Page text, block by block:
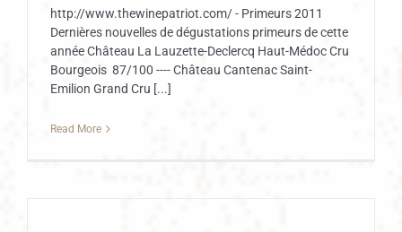
http://www.thewinepatriot.com/ - Primeurs 2011
Dernières nouvelles de dégustations primeurs de cette
année Château La Lauzette-Declercq Haut-Médoc Cru
Bourgeois 87/100 ---- Château Cantenac Saint-
Emilion Grand Cru [...]
Read More